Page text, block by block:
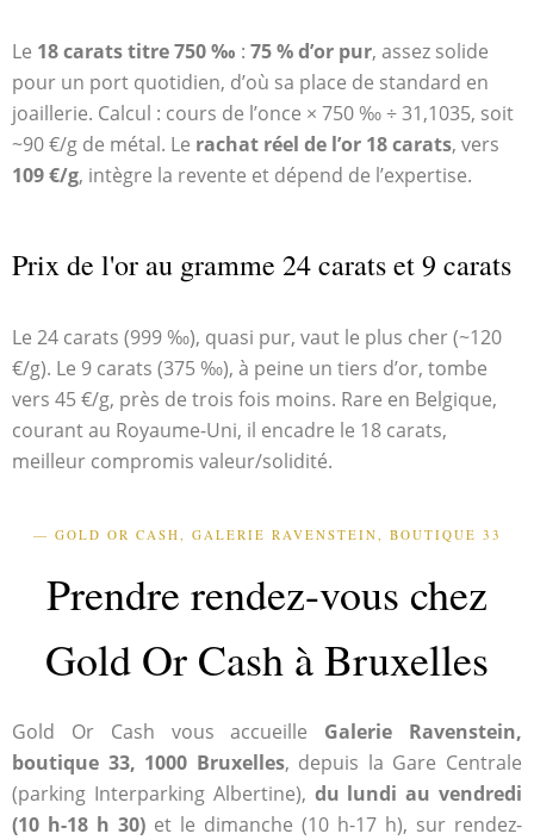
Le 18 carats titre 750 ‰ : 75 % d’or pur, assez solide
pour un port quotidien, d’où sa place de standard en
joaillerie. Calcul : cours de l’once × 750 ‰ ÷ 31,1035, soit
~90 €/g de métal. Le rachat réel de l’or 18 carats, vers
109 €/g, intègre la revente et dépend de l’expertise.
Prix de l'or au gramme 24 carats et 9 carats
Le 24 carats (999 ‰), quasi pur, vaut le plus cher (~120
€/g). Le 9 carats (375 ‰), à peine un tiers d’or, tombe
vers 45 €/g, près de trois fois moins. Rare en Belgique,
courant au Royaume-Uni, il encadre le 18 carats,
meilleur compromis valeur/solidité.
— GOLD OR CASH, GALERIE RAVENSTEIN, BOUTIQUE 33
Prendre rendez-vous chez
Gold Or Cash à Bruxelles
Gold Or Cash vous accueille Galerie Ravenstein,
boutique 33, 1000 Bruxelles, depuis la Gare Centrale
(parking Interparking Albertine), du lundi au vendredi
(10 h-18 h 30) et le dimanche (10 h-17 h), sur rendez-